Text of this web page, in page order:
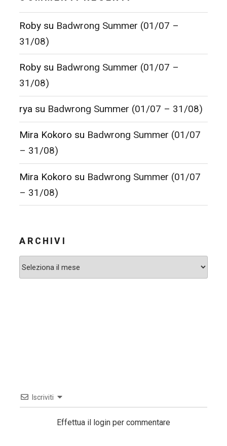
Roby su Badwrong Summer (01/07 –
31/08)
Roby su Badwrong Summer (01/07 –
31/08)
rya su Badwrong Summer (01/07 – 31/08)
Mira Kokoro su Badwrong Summer (01/07
– 31/08)
Mira Kokoro su Badwrong Summer (01/07
– 31/08)
ARCHIVI
Archivi
Iscriviti
Effettua il login per commentare